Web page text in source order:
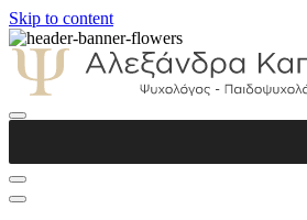
Skip to content
Παιδοψυχολόγος